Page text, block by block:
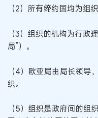
（2）所有缔约国均为组织
（3）组织的机构为行政
局”）。
（4）欧亚局由局长领导
织。
（5）组织是政府间的组